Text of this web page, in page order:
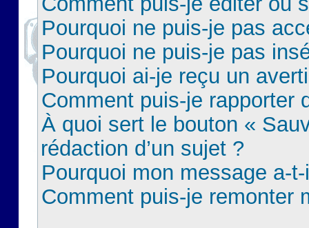
Pourquoi ne puis-je pas
Pourquoi ne puis-je pas
Pourquoi ai-je reçu un
Comment puis-je rapporter
À quoi sert le bouton «
rédaction d’un sujet ?
Pourquoi mon message a-
Comment puis-je remonter